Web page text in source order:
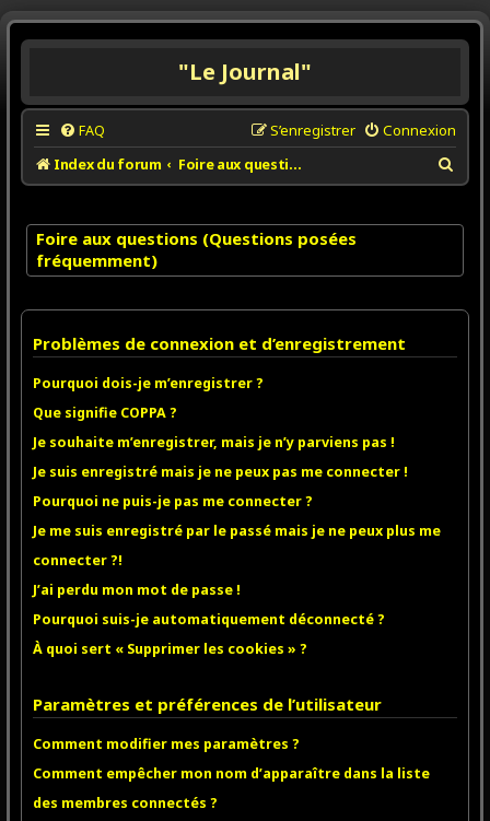
"Le Journal"
FAQ Connexion
S’enregistrer
Index du forum
Foire aux questions (Questions posées fréquemment)
e
e
h
Foire aux questions (Questions posées
fréquemment)
Problèmes de connexion et d’enregistrement
Pourquoi dois-je m’enregistrer ?
Que signifie COPPA ?
Je souhaite m’enregistrer, mais je n’y parviens pas !
Je suis enregistré mais je ne peux pas me connecter !
Pourquoi ne puis-je pas me connecter ?
Je me suis enregistré par le passé mais je ne peux plus me
connecter ?!
J’ai perdu mon mot de passe !
Pourquoi suis-je automatiquement déconnecté ?
À quoi sert « Supprimer les cookies » ?
Paramètres et préférences de l’utilisateur
Comment modifier mes paramètres ?
Comment empêcher mon nom d’apparaître dans la liste
des membres connectés ?